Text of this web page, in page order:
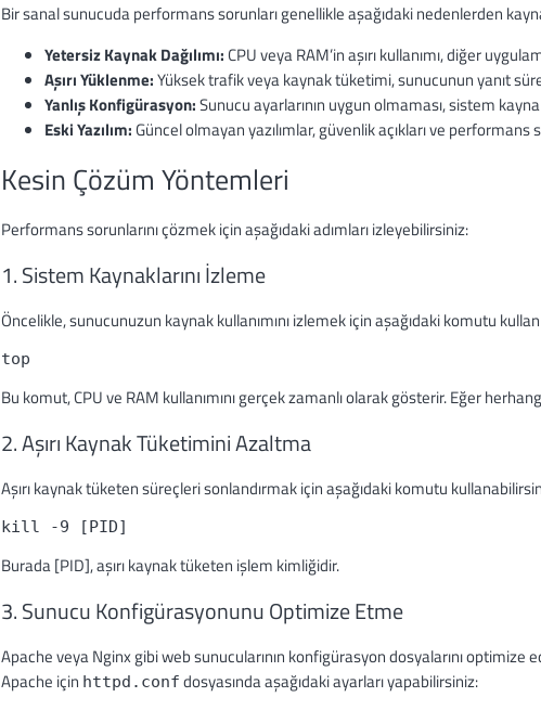
Bir sanal sunucuda performans sorunları genellikle aşağıdaki nedenlerden
Yetersiz Kaynak Dağılımı: CPU veya RAM’in aşırı kullanımı, diğer
Aşırı Yüklenme:Yüksek trafik veya kaynak tüketimi, sunucunun yanıt
Yanlış Konfigürasyon:Sunucu ayarlarının uygun olmaması, sistem
Eski Yazılım:Güncel olmayan yazılımlar, güvenlik açıkları ve performans
Kesin Çözüm Yöntemleri
Performans sorunlarını çözmek için aşağıdaki adımları izleyebilirsiniz:
1. Sistem Kaynaklarını İzleme
Öncelikle, sunucunuzun kaynak kullanımını izlemek için aşağıdaki komutu
top
Bu komut, CPU ve RAM kullanımını gerçek zamanlı olarak gösterir. Eğer
2. Aşırı Kaynak Tüketimini Azaltma
Aşırı kaynak tüketen süreçleri sonlandırmak için aşağıdaki komutu
kill -9 [PID]
Burada [PID], aşırı kaynak tüketen işlem kimliğidir.
3. Sunucu Konfigürasyonunu Optimize Etme
Apache veya Nginx gibi web sunucularının konfigürasyon dosyalarını optimize
Apache için httpd.conf dosyasında aşağıdaki ayarları yapabilirsiniz: